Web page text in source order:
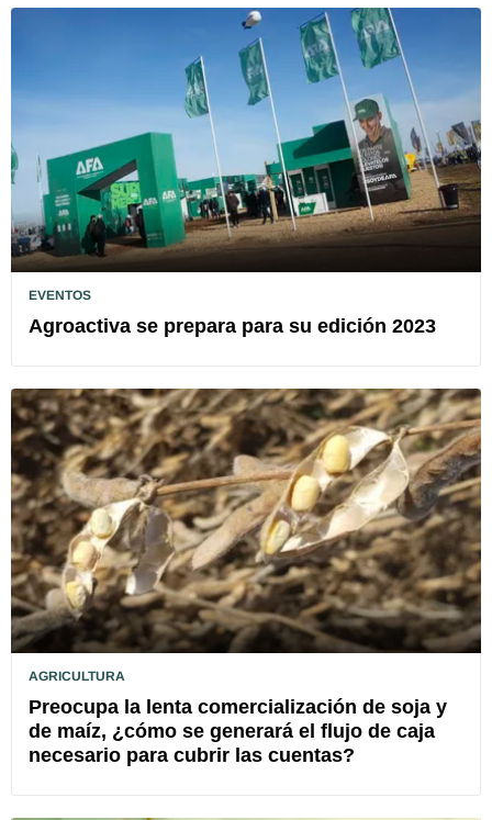
EVENTOS
Agroactiva se prepara para su edición 2023
AGRICULTURA
Preocupa la lenta comercialización de soja y
de maíz, ¿cómo se generará el flujo de caja
necesario para cubrir las cuentas?